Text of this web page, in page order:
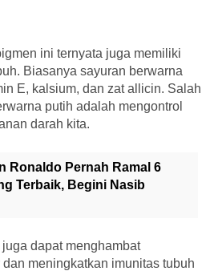
ini ternyata juga memiliki
Biasanya sayuran berwarna
E, kalsium, dan zat allicin. Salah
putih adalah mengontrol
darah kita.
Ronaldo Pernah Ramal 6
Terbaik, Begini Nasib
dapat menghambat
meningkatkan imunitas tubuh